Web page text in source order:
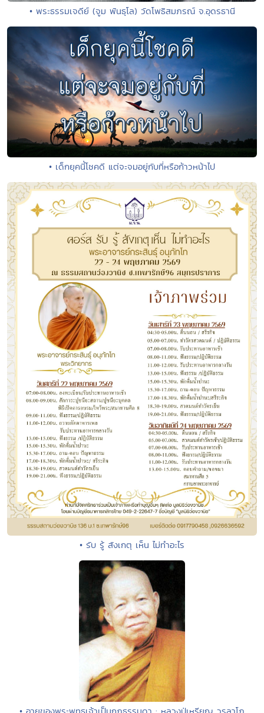
• พระธรรมเจดีย์ (จูม พันธุโล) วัดโพธิสมภรณ์ จ.อุดรธานี
• เด็กยุคนี้โชคดี แต่จะจมอยู่กับที่หรือก้าวหน้าไป
• รับ รู้ สังเกตุ เห็น ไม่ทำอะไร